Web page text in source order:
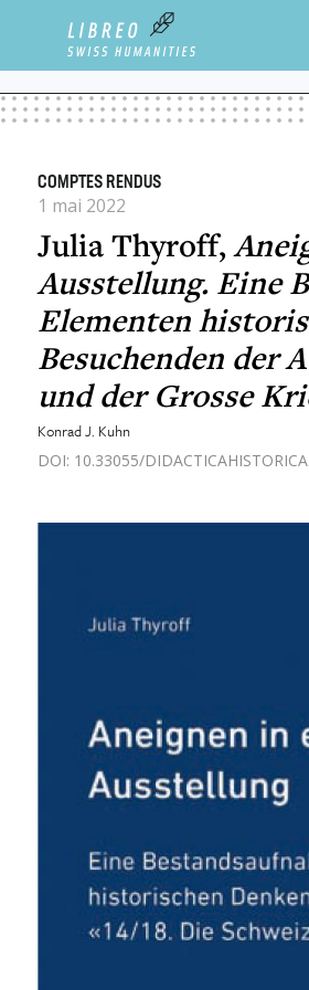
AUSSTELLUNG. EINE
COMPTES RENDUS
1 mai 2022
Julia Thyroff,
Ausstellung. Eine
Elementen
Besuchenden der
und der Grosse
Konrad J. Kuhn
DOI: 10.33055/